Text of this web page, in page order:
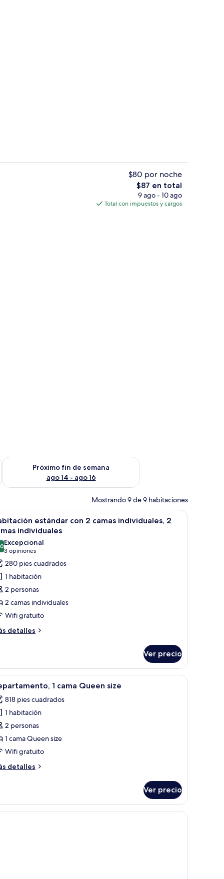
Sala de estar en el lobby
$80 por noche
El
precio
total
$87 en total
9 ago - 10 ago
Total con impuestos y cargos
semana ago 7 - ago 9
Próximo fin de semana
ago 14 - ago 16
Consulta la disponibilidad para el próximo fin de semana ago
Mostrando 9 de 9 habitaciones
una silla, una mesita de noche y una lámpara fijada a la pared.
Habitación de hotel con dos camas, una
5
estándar con 2 camas individuales, 2
individuales
de 10
Excepcional
3 opiniones
(3
opiniones)
280 pies cuadrados
1 habitación
2 personas
2 camas individuales
Wifi gratuito
detalles
Ver precio
Una sala de estar moderna con sofá, sillón,
6 1 cama Queen size
818 pies cuadrados
1 habitación
2 personas
1 cama Queen size
Wifi gratuito
detalles
Ver precio
sillas, una mesa con un florero y una lámpara.